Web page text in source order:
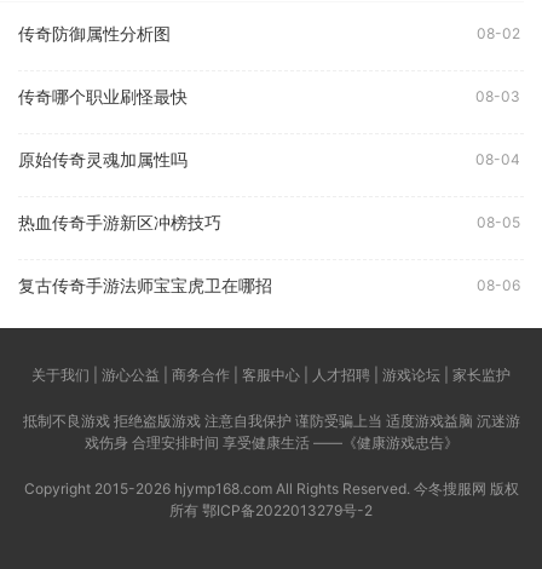
传奇防御属性分析图 08-02
传奇哪个职业刷怪最快 08-03
原始传奇灵魂加属性吗 08-04
热血传奇手游新区冲榜技巧 08-05
复古传奇手游法师宝宝虎卫在哪招 08-06
关于我们 | 游心公益 | 商务合作 | 客服中心 | 人才招聘 | 游戏论坛 | 家长监护
抵制不良游戏 拒绝盗版游戏 注意自我保护 谨防受骗上当 适度游戏益脑 沉迷游
戏伤身 合理安排时间 享受健康生活 ——《健康游戏忠告》
Copyright 2015-2026 hjymp168.com All Rights Reserved. 今冬搜服网 版权
所有 鄂ICP备2022013279号-2